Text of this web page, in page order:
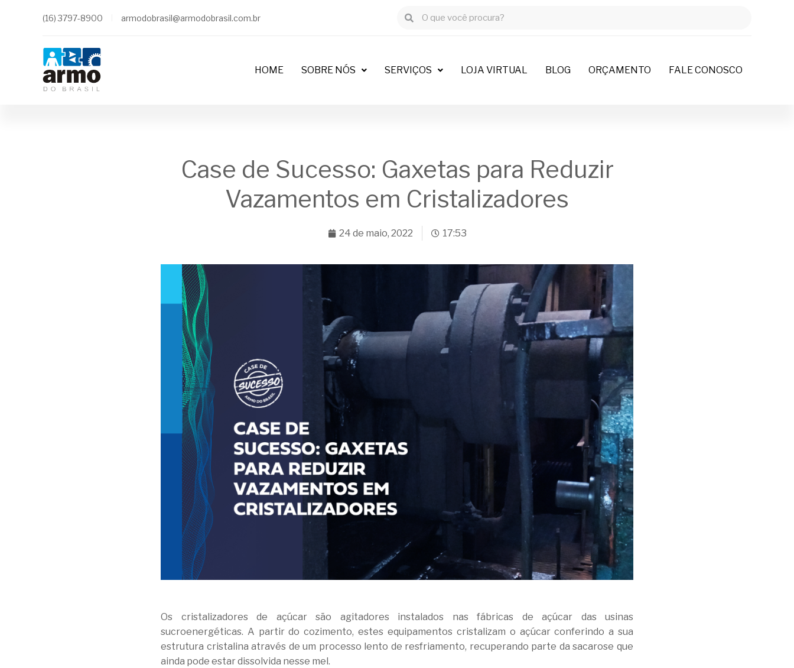
(16) 3797-8900 armodobrasil@armodobrasil.com.br
HOME SOBRE NÓS SERVIÇOS LOJA VIRTUAL BLOG ORÇAMENTO FALE CONOSCO
Case de Sucesso: Gaxetas para Reduzir
Vazamentos em Cristalizadores
24 de maio, 2022 17:53
Os cristalizadores de açúcar são agitadores instalados nas fábricas de açúcar das usinas
sucroenergéticas. A partir do cozimento, estes equipamentos cristalizam o açúcar conferindo a sua
estrutura cristalina através de um processo lento de resfriamento, recuperando parte da sacarose que
ainda pode estar dissolvida nesse mel.